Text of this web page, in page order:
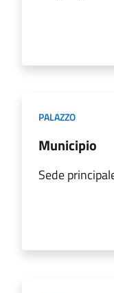
PALAZZO
Municipio
Sede